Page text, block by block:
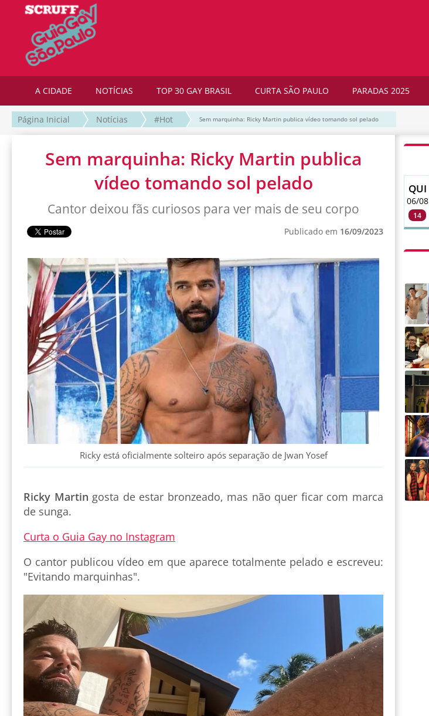
A CIDADE NOTÍCIAS TOP 30 GAY BRASIL CURTA SÃO PAULO PARADAS 2025
Página Inicial Notícias #Hot Sem marquinha: Ricky Martin publica vídeo tomando sol pelado
Sem marquinha: Ricky Martin publica
vídeo tomando sol pelado
Cantor deixou fãs curiosos para ver mais de seu corpo
Publicado em 16/09/2023
Ricky está oficialmente solteiro após separação de Jwan Yosef
Ricky Martin gosta de estar bronzeado, mas não quer ficar com marca
de sunga.
Curta o Guia Gay no Instagram
O cantor publicou vídeo em que aparece totalmente pelado e escreveu:
"Evitando marquinhas".
QUI
06/08
14